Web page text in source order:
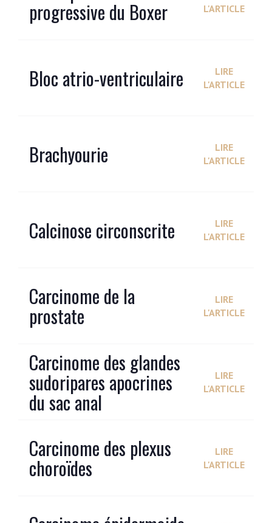
progressive du Boxer
L'ARTICLE
Bloc atrio-ventriculaire
LIRE
L'ARTICLE
Brachyourie
LIRE
L'ARTICLE
Calcinose circonscrite
LIRE
L'ARTICLE
Carcinome de la
prostate
LIRE
L'ARTICLE
Carcinome des glandes
sudoripares apocrines
du sac anal
LIRE
L'ARTICLE
Carcinome des plexus
choroïdes
LIRE
L'ARTICLE